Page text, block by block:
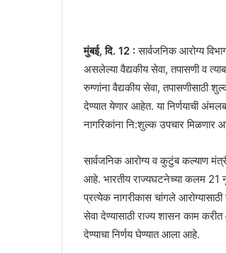
मुंबई, दि. 12 :सार्वजनिक आरोग्य
असलेल्या वैद्यकीय सेवा, तपासणी व
रुग्णांना वैद्यकीय सेवा, तपासणीसाठी
देण्यात येणार आहेत. या निर्णयाची
नागरिकांना नि:शुल्क उपचार मिळणार
सार्वजनिक आरोग्य व कुटुंब कल्याण
आहे. भारतीय राज्यघटनेच्या कलम 21
प्रत्येक नागरीकास चांगले
सेवा देण्यासाठी राज्य शासन काम
देण्याचा निर्णय घेण्यात आला आहे.